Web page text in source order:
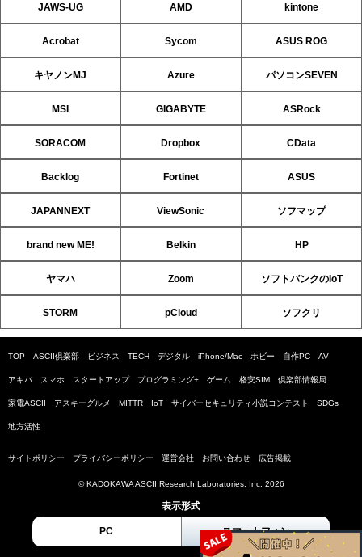
JAWS-UG AMD kintone
Acrobat Sycom ASUS ROG
キヤノンMJ Azure パソコンSEVEN
MSI GIGABYTE ASRock
SORACOM Dropbox CData
Backlog Fortinet ASUS
JAPANNEXT ViewSonic ソフマップ
brand new ME! Belkin HP
ヤマハ Zoom ソフトバンクのIoT
STORM pCloud ソフクリ
TOP ASCII倶楽部 ビジネス TECH デジタル iPhone/Mac ホビー 自作PC AV
アキバ スマホ スタートアップ プログラミング+ ゲーム 格安SIM 倶楽部情報局
家電ASCII アスキーグルメ MITTR IoT サイバーセキュリティ小説コンテスト SDGs
地方活性
サイトポリシー プライバシーポリシー 運営会社 お問い合わせ 広告掲載
© KADOKAWA ASCII Research Laboratories, Inc. 2026
表示形式
PC スマートフォン